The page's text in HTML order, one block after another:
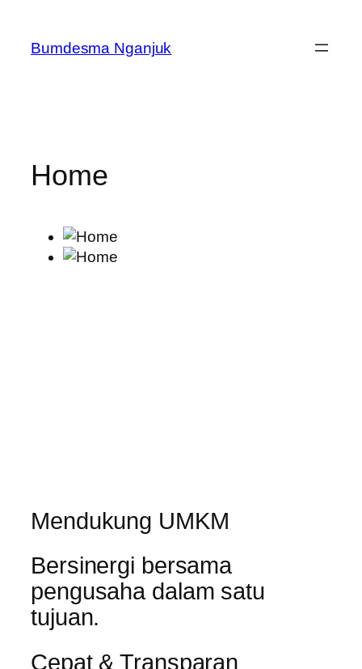
content
Bumdesma Nganjuk
Home
Mendukung UMKM
Bersinergi bersama
pengusaha dalam satu
tujuan.
Cepat & Transparan